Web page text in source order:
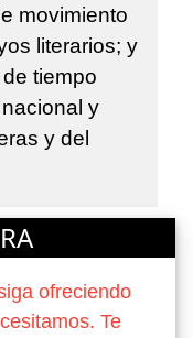
movimiento
literarios; y
tiempo
y
y del
ofreciendo
Te